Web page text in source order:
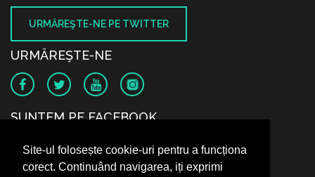
Site-ul folosește cookie-uri pentru a funcționa
corect. Continuând navigarea, iți exprimi
URMĂREŞTE-NE PE TWITTER
URMĂREŞTE-NE
SUNTEM PE FACEBOOK